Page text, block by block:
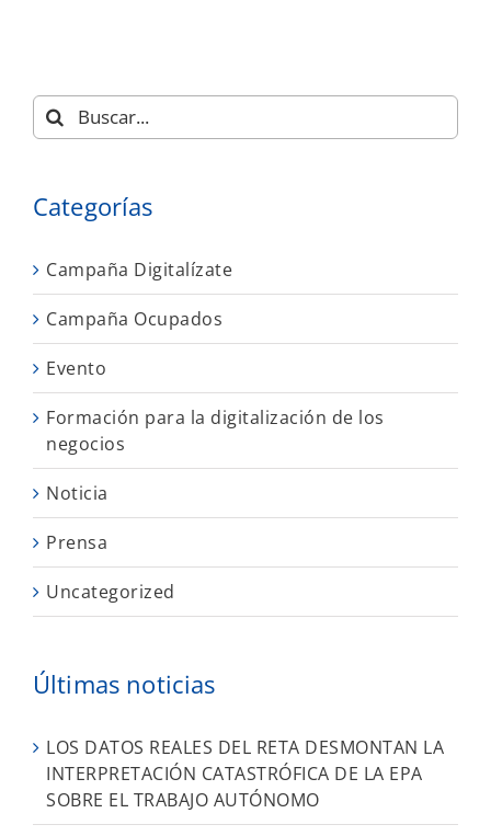
Buscar:
Categorías
Campaña Digitalízate
Campaña Ocupados
Evento
Formación para la digitalización de los
negocios
Noticia
Prensa
Uncategorized
Últimas noticias
LOS DATOS REALES DEL RETA DESMONTAN LA
INTERPRETACIÓN CATASTRÓFICA DE LA EPA
SOBRE EL TRABAJO AUTÓNOMO